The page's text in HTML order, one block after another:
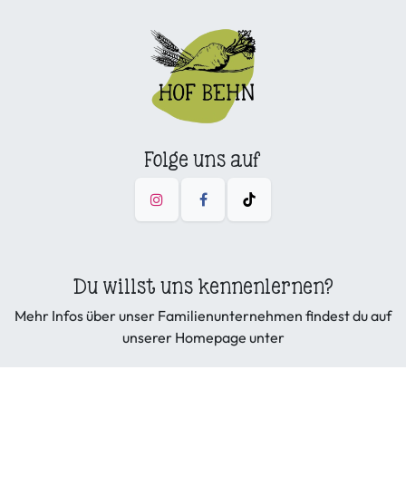
Folge uns auf
Du willst uns kennenlernen?
Mehr Infos über unser Familienunternehmen findest du auf
unserer Homepage unter